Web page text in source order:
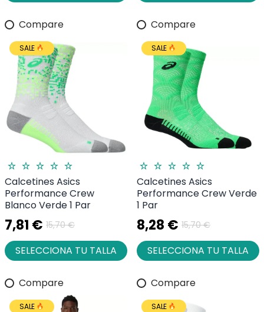
Compare
SALE
Calcetines Asics
Performance Crew
Blanco Verde 1 Par
7,81 € 15,70 €
SELECCIONA TU TALLA
Compare
SALE
Calcetines Asics
Performance Crew Verde
1 Par
8,28 € 15,70 €
SELECCIONA TU TALLA
Compare
SALE
Compare
SALE